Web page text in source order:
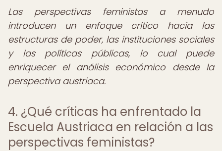
Las perspectivas feministas a menudo
introducen un enfoque crítico hacia las
estructuras de poder, las instituciones sociales
y las políticas públicas, lo cual puede
enriquecer el análisis económico desde la
perspectiva austriaca.
4. ¿Qué críticas ha enfrentado la
Escuela Austriaca en relación a las
perspectivas feministas?